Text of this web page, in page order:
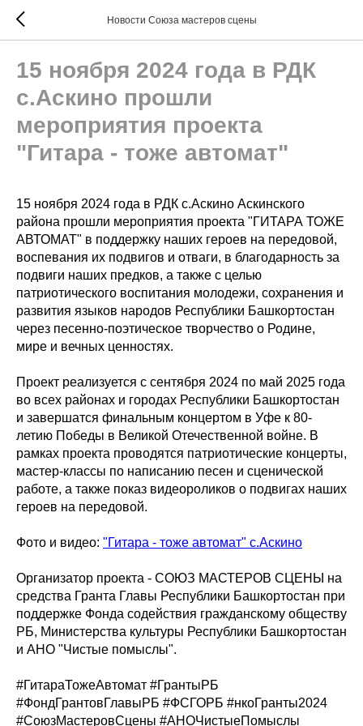
Новости Союза мастеров сцены
15 ноября 2024 года в РДК
с.Аскино прошли
мероприятия проекта
"Гитара - тоже автомат"
15 ноября 2024 года в РДК с.Аскино Аскинского
района прошли мероприятия проекта "ГИТАРА ТОЖЕ
АВТОМАТ" в поддержку наших героев на передовой,
воспевания их подвигов и отваги, в благодарность за
подвиги наших предков, а также с целью
патриотического воспитания молодежи, сохранения и
развития языков народов Республики Башкортостан
через песенно-поэтическое творчество о Родине,
мире и вечных ценностях.
Проект реализуется с сентября 2024 по май 2025 года
во всех районах и городах Республики Башкортостан
и завершатся финальным концертом в Уфе к 80-
летию Победы в Великой Отечественной войне. В
рамках проекта проводятся патриотические концерты,
мастер-классы по написанию песен и сценической
работе, а также показ видеороликов о подвигах наших
героев на передовой.
Фото и видео: "Гитара - тоже автомат" с.Аскино
Организатор проекта - СОЮЗ МАСТЕРОВ СЦЕНЫ на
средства Гранта Главы Республики Башкортостан при
поддержке Фонда содействия гражданскому обществу
РБ, Министерства культуры Республики Башкортостан
и АНО "Чистые помыслы".
#ГитараТожеАвтомат #ГрантыРБ
#ФондГрантовГлавыРБ #ФСГОРБ #нкоГранты2024
#СоюзМастеровСцены #АНОЧистыеПомыслы